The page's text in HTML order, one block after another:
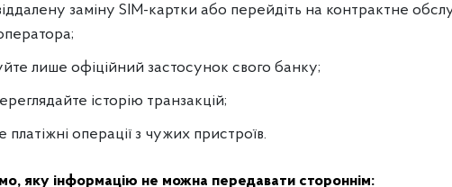
заміну SIM-картки або перейдіть на контрактне
лише офіційний застосунок свого банку;
історію транзакцій;
платіжні операції з чужих пристроїв.
яку інформацію не можна передавати стороннім: